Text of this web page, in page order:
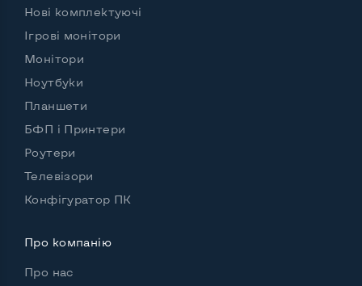
Роз'єми підключення:
Вихід VGA
Выход DVI
Вихід HDMIHDMI 1шт
Нові комплектуючі
Ігрові монітори
Монітори
Ноутбуки
Планшети
БФП і Принтери
Роутери
Телевізори
Конфігуратор ПК
Про компанію
Про нас